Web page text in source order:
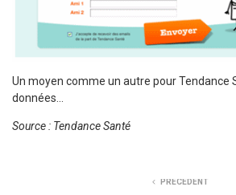
Un moyen comme un autre pour Tendance
données…
Source : Tendance Santé
PRÉCÉDENT